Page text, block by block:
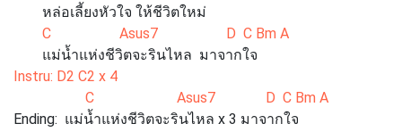
หล่อเลี้ยงหัวใจ ให้ชีวิตใหม่
C Asus7 D C Bm A
แม่น้ำแห่งชีวิตจะรินไหล มาจากใจ
Instru: D2 C2 x 4
C Asus7 D C Bm A
Ending: แม่น้ำแห่งชีวิตจะรินไหล x 3 มาจากใจ